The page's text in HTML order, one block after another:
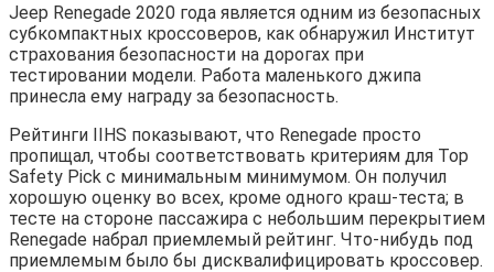
Jeep Renegade 2020 года является одним из безопасных
субкомпактных кроссоверов, как обнаружил Институт
страхования безопасности на дорогах при
тестировании модели. Работа маленького джипа
принесла ему награду за безопасность.
Рейтинги IIHS показывают, что Renegade просто
пропищал, чтобы соответствовать критериям для Top
Safety Pick с минимальным минимумом. Он получил
хорошую оценку во всех, кроме одного краш-теста; в
тесте на стороне пассажира с небольшим перекрытием
Renegade набрал приемлемый рейтинг. Что-нибудь под
приемлемым было бы дисквалифицировать кроссовер.